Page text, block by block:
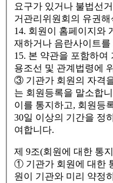
요구가 있거나 불법선
거관리위원회의 유권
14. 회원이 홈페이지와
재하거나 음란사이트
15. 본 약관을 포함하여
용조선 및 관계법령에
③ 기관가 회원의 자격
는 회원등록을 말소합
이를 통지하고, 회원등
30일 이상의 기간을 정
여합니다.
제 9조(회원에 대한 통
① 기관가 회원에 대한
원이 기관와 미리 약정